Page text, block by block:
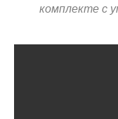
комплекте с